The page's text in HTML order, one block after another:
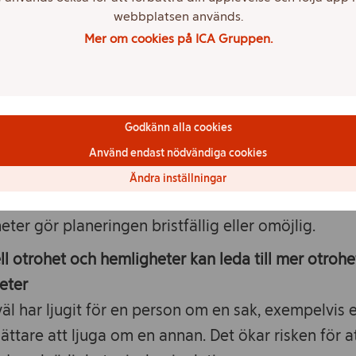
påverkar den gemensamma ekonomin
för otrygga livsval
som att köpa hus, byta jobb, skaffa
sig, kräver att man har realistisk kunskap om
gör planeringen bristfällig eller omöjlig.
otrohet och hemligheter kan leda till mer
har ljugit för en person om en sak, exempelvis
att ljuga om en annan. Det ökar risken för
webbplatsen används.
Mer om cookies på ICA Gruppen.
Godkänn alla cookies
Använd endast nödvändiga cookies
Ändra inställningar